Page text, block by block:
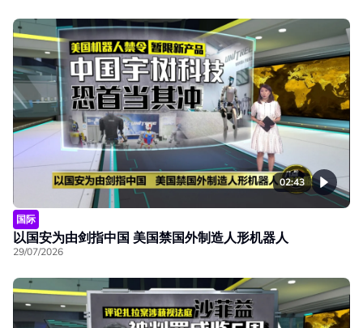
02:43
国际
以国安为由剑指中国 美国禁国外制造人形机器人
29/07/2026